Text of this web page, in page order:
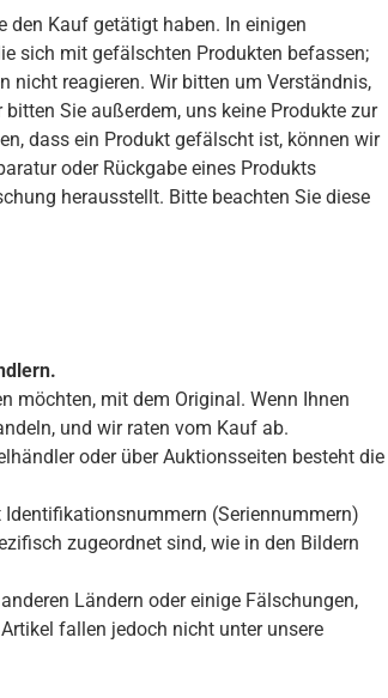
den Kauf getätigt haben. In einigen
sich mit gefälschten Produkten befassen;
nicht reagieren. Wir bitten um Verständnis,
Sie außerdem, uns keine Produkte zur
dass ein Produkt gefälscht ist, können wir
oder Rückgabe eines Produkts
herausstellt. Bitte beachten Sie diese
möchten, mit dem Original. Wenn Ihnen
und wir raten vom Kauf ab.
oder über Auktionsseiten besteht die
Identifikationsnummern (Seriennummern)
zugeordnet sind, wie in den Bildern
Ländern oder einige Fälschungen,
fallen jedoch nicht unter unsere